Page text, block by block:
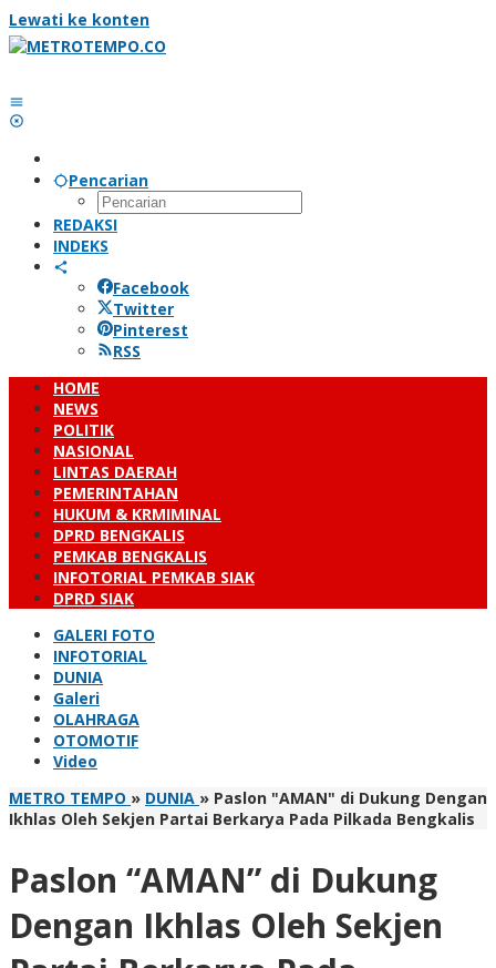
Lewati ke konten
Pencarian
REDAKSI
INDEKS
Facebook
Twitter
Pinterest
RSS
HOME
NEWS
POLITIK
NASIONAL
LINTAS DAERAH
PEMERINTAHAN
HUKUM & KRMIMINAL
DPRD BENGKALIS
PEMKAB BENGKALIS
INFOTORIAL PEMKAB SIAK
DPRD SIAK
GALERI FOTO
INFOTORIAL
DUNIA
Galeri
OLAHRAGA
OTOMOTIF
Video
METRO TEMPO » DUNIA » Paslon "AMAN" di Dukung Dengan
Ikhlas Oleh Sekjen Partai Berkarya Pada Pilkada Bengkalis
Paslon “AMAN” di Dukung
Dengan Ikhlas Oleh Sekjen